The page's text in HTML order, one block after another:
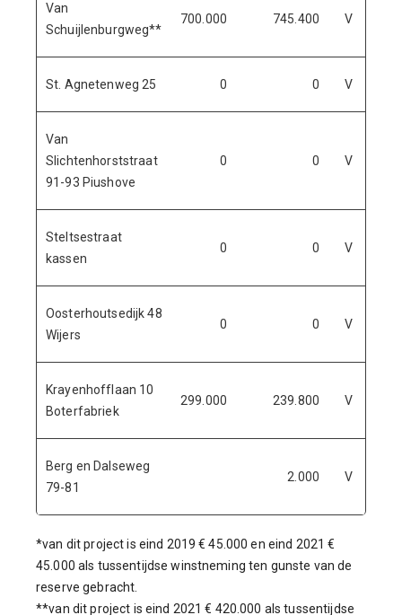
Van
Schuijlenburgweg**
700.000 745.400 V
St. Agnetenweg 25 0 0 V
Van
Slichtenhorststraat
91-93 Piushove
0 0 V
Steltsestraat
kassen
0 0 V
Oosterhoutsedijk 48
Wijers
0 0 V
Krayenhofflaan 10
Boterfabriek
299.000 239.800 V
Berg en Dalseweg
79-81
2.000 V
*van dit project is eind 2019 € 45.000 en eind 2021 €
45.000 als tussentijdse winstneming ten gunste van de
reserve gebracht.
**van dit project is eind 2021 € 420.000 als tussentijdse